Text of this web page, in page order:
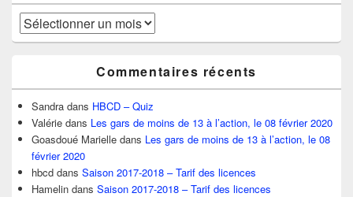
Archives
Commentaires récents
Sandra dans HBCD – Quiz
Valérie dans Les gars de moins de 13 à l’action, le 08 février 2020
Goasdoué Marielle dans Les gars de moins de 13 à l’action, le 08
février 2020
hbcd dans Saison 2017-2018 – Tarif des licences
Hamelin dans Saison 2017-2018 – Tarif des licences